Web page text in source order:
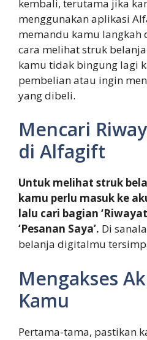
kembali, terutama jika
menggunakan aplikasi
memandu kamu langkah
cara melihat struk
kamu tidak bingung lagi
pembelian atau ingin
yang dibeli.
Mencari
di Alfagift
Untuk melihat struk
kamu perlu masuk ke
lalu cari bagian
‘Pesanan Saya’. Di
belanja digitalmu
Mengakses
Kamu
Pertama-tama, pastikan